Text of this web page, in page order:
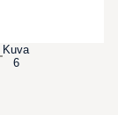
Kuva
6